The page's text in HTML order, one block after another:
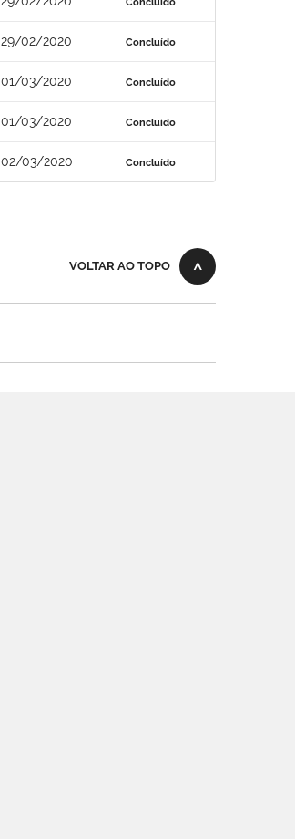
29/02/2020 Concluído
01/03/2020 Concluído
01/03/2020 Concluído
02/03/2020 Concluído
VOLTAR AO TOPO